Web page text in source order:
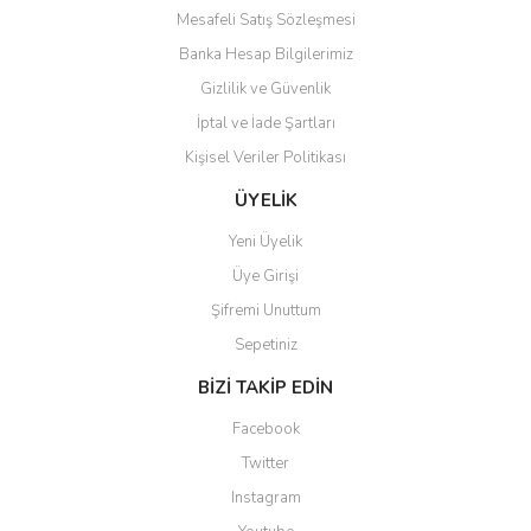
Gönder
Mesafeli Satış Sözleşmesi
Banka Hesap Bilgilerimiz
Gizlilik ve Güvenlik
İptal ve İade Şartları
Kişisel Veriler Politikası
ÜYELİK
Yeni Üyelik
Üye Girişi
Şifremi Unuttum
Sepetiniz
BİZİ TAKİP EDİN
Facebook
Twitter
Instagram